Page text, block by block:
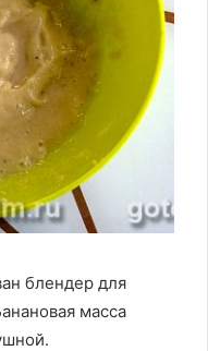
блендер для
масса